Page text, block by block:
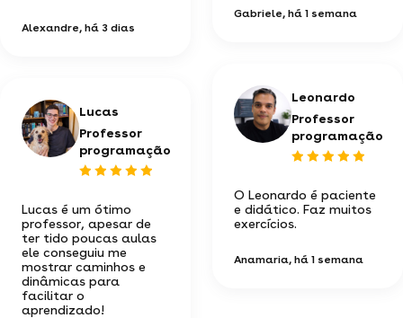
Alexandre, há 3 dias
Lucas
Professor
programação
Lucas é um ótimo
professor, apesar de
ter tido poucas aulas
ele conseguiu me
mostrar caminhos e
dinâmicas para
facilitar o
aprendizado!
Gabriele, há 1 semana
Leonardo
Professor
programação
O Leonardo é paciente
e didático. Faz muitos
exercícios.
Anamaria, há 1 semana